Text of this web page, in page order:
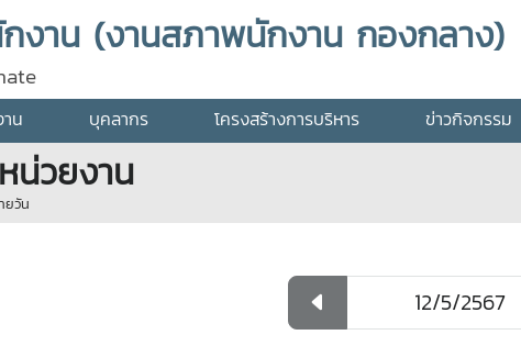
งาน (งานสภาพนักงาน กองกลาง)
น บุคลากร โครงสร้างการบริหาร ข่าวกิจกรรม
น่วยงาน
ยวัน